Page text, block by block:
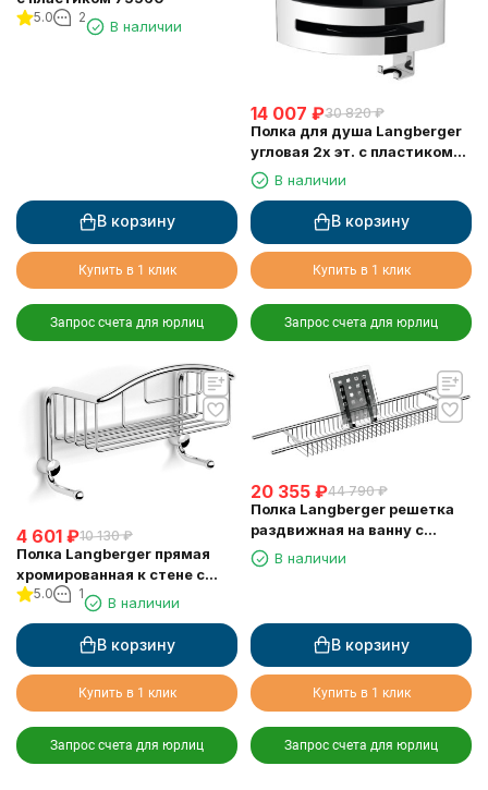
5.0 2
В наличии
В корзину
Купить в 1 клик
Запрос счета для юрлиц
14 007 ₽30 820 ₽
Полка для душа Langberger
угловая 2х эт. с пластиком
75862В наличии
В корзину
Купить в 1 клик
Запрос счета для юрлиц
4 601 ₽10 130 ₽
Полка Langberger прямая
хромированная к стене с
двумя крючками
одноэтажная 10860M
5.0 1
В наличии
В корзину
Купить в 1 клик
Запрос счета для юрлиц
20 355 ₽44 790 ₽
Полка Langberger решетка
раздвижная на ванну с
резиновыми протекторами
79260
В наличии
В корзину
Купить в 1 клик
Запрос счета для юрлиц